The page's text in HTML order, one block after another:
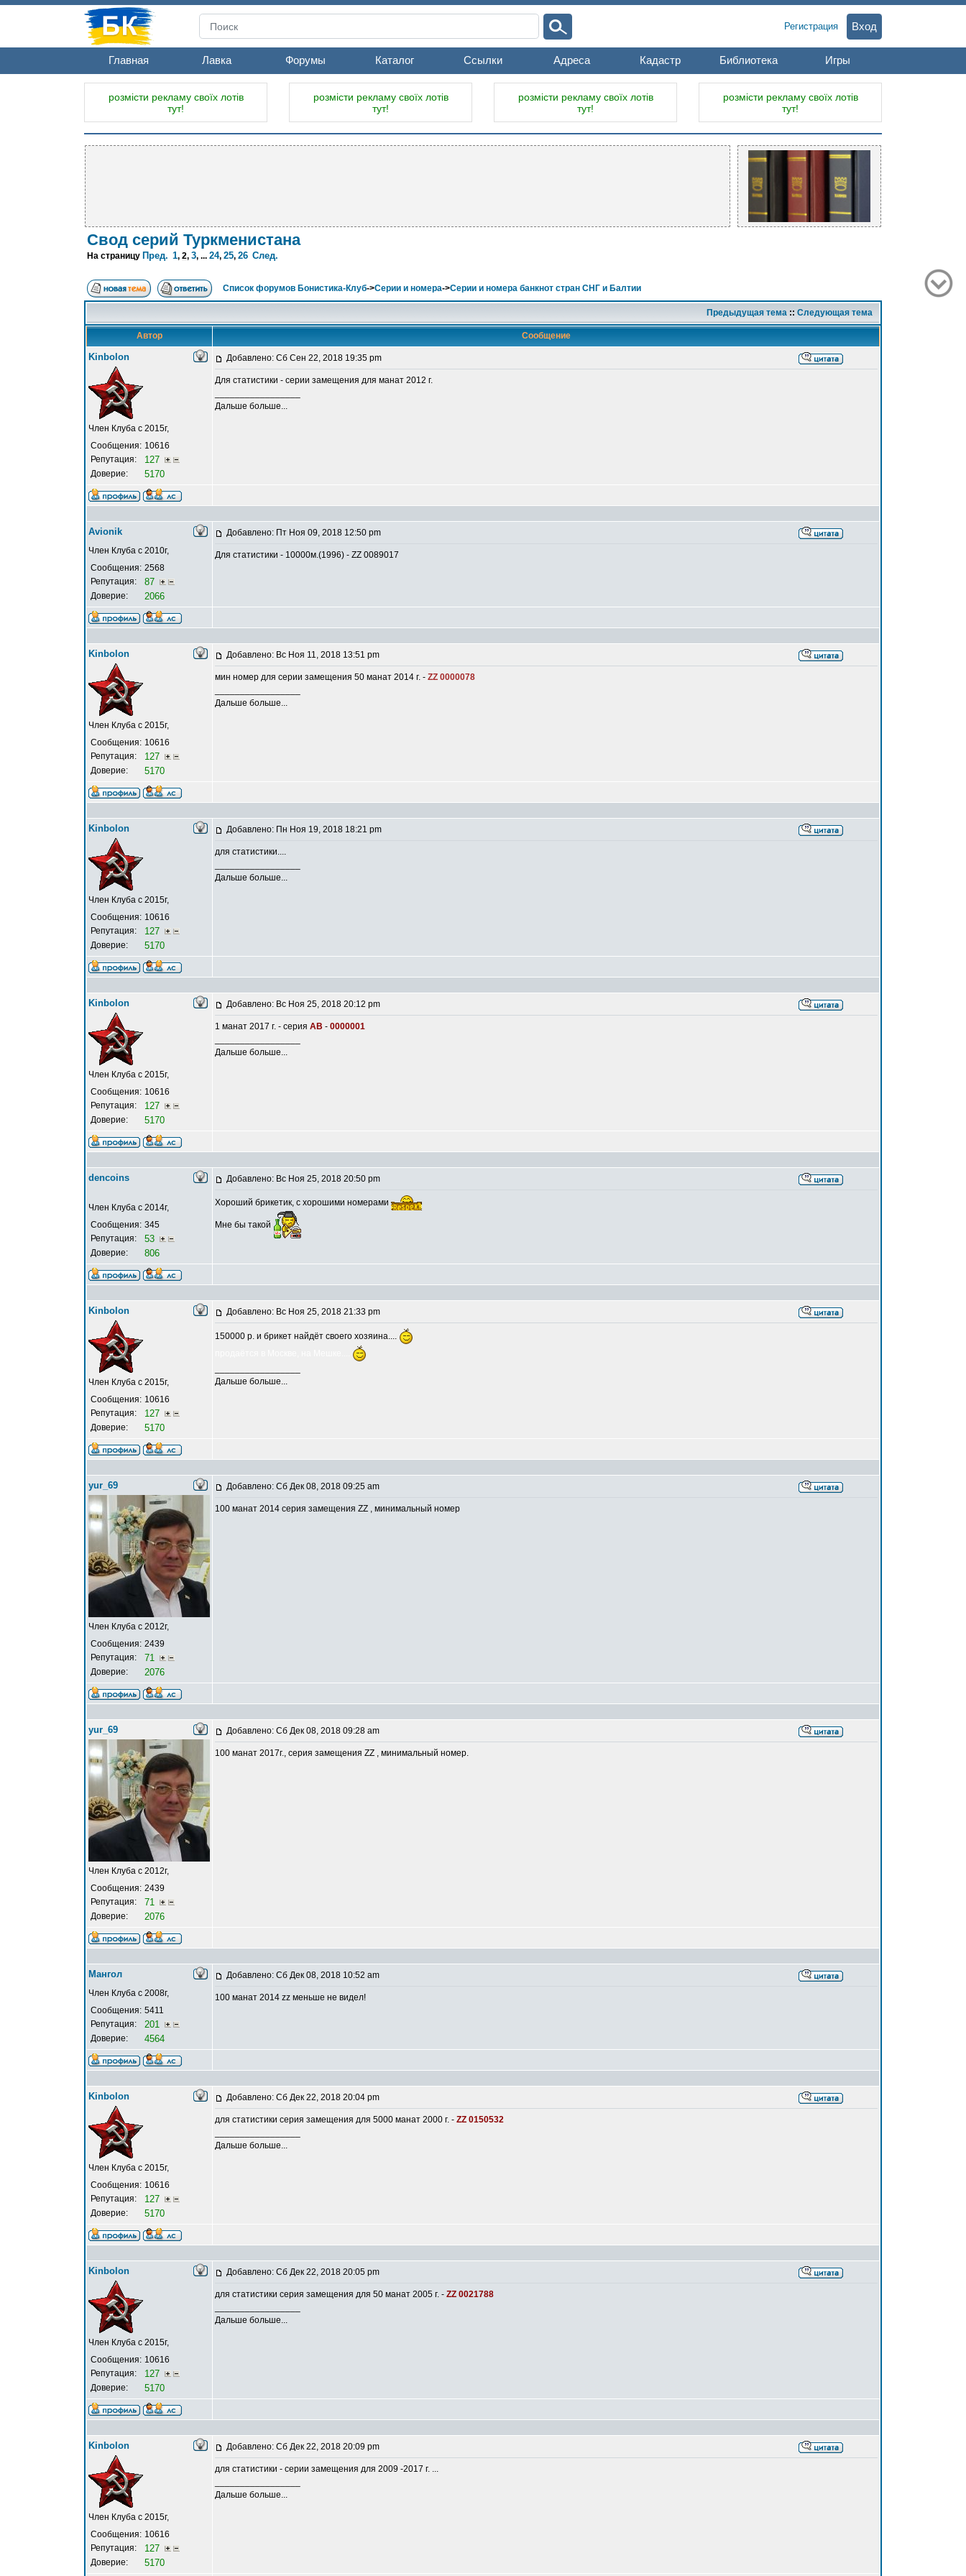
Регистрация Вход
Главная Лавка Форумы Каталог Ссылки Адреса Кадастр Библиотека Игры
розмісти рекламу своїх лотів
тут!
розмісти рекламу своїх лотів
тут!
розмісти рекламу своїх лотів
тут!
розмісти рекламу своїх лотів
тут!
Свод серий Туркменистана
На страницу Пред. 1, 2, 3, ... 24, 25, 26 След.
Список форумов Бонистика-Клуб->Серии и номера->Серии и номера банкнот стран СНГ и Балтии
Предыдущая тема :: Следующая тема
Автор Сообщение
Kinbolon
Член Клуба с 2015г,
Сообщения: 10616
Репутация:
127
Доверие: 5170
Добавлено: Сб Сен 22, 2018 19:35 pm
Для статистики - серии замещения для манат 2012 г.
Дальше больше...
Avionik
Член Клуба с 2010г,
Сообщения: 2568
Репутация:
87
Доверие: 2066
Добавлено: Пт Ноя 09, 2018 12:50 pm
Для статистики - 10000м.(1996) - ZZ 0089017
Kinbolon
Член Клуба с 2015г,
Сообщения: 10616
Репутация:
127
Доверие: 5170
Добавлено: Вс Ноя 11, 2018 13:51 pm
мин номер для серии замещения 50 манат 2014 г. - ZZ 0000078
Дальше больше...
Kinbolon
Член Клуба с 2015г,
Сообщения: 10616
Репутация:
127
Доверие: 5170
Добавлено: Пн Ноя 19, 2018 18:21 pm
для статистики....
Дальше больше...
Kinbolon
Член Клуба с 2015г,
Сообщения: 10616
Репутация:
127
Доверие: 5170
Добавлено: Вс Ноя 25, 2018 20:12 pm
1 манат 2017 г. - серия АВ - 0000001
Дальше больше...
dencoins
Член Клуба с 2014г,
Сообщения: 345
Репутация:
53
Доверие: 806
Добавлено: Вс Ноя 25, 2018 20:50 pm
Хороший брикетик, с хорошими номерами
Мне бы такой
Kinbolon
Член Клуба с 2015г,
Сообщения: 10616
Репутация:
127
Доверие: 5170
Добавлено: Вс Ноя 25, 2018 21:33 pm
150000 р. и брикет найдёт своего хозяина....
Дальше больше...
yur_69
Член Клуба с 2012г,
Сообщения: 2439
Репутация:
71
Доверие: 2076
Добавлено: Сб Дек 08, 2018 09:25 am
100 манат 2014 серия замещения ZZ , минимальный номер
yur_69
Член Клуба с 2012г,
Сообщения: 2439
Репутация:
71
Доверие: 2076
Добавлено: Сб Дек 08, 2018 09:28 am
100 манат 2017г., серия замещения ZZ , минимальный номер.
Мангол
Член Клуба с 2008г,
Сообщения: 5411
Репутация:
201
Доверие: 4564
Добавлено: Сб Дек 08, 2018 10:52 am
100 манат 2014 zz меньше не видел!
Kinbolon
Член Клуба с 2015г,
Сообщения: 10616
Репутация:
127
Доверие: 5170
Добавлено: Сб Дек 22, 2018 20:04 pm
для статистики серия замещения для 5000 манат 2000 г. - ZZ 0150532
Дальше больше...
Kinbolon
Член Клуба с 2015г,
Сообщения: 10616
Репутация:
127
Доверие: 5170
Добавлено: Сб Дек 22, 2018 20:05 pm
для статистики серия замещения для 50 манат 2005 г. - ZZ 0021788
Дальше больше...
Kinbolon
Член Клуба с 2015г,
Сообщения: 10616
Репутация:
127
Доверие: 5170
Добавлено: Сб Дек 22, 2018 20:09 pm
для статистики - серии замещения для 2009 -2017 г. ...
Дальше больше...